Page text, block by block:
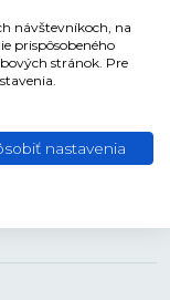
návštevníkoch, na
prispôsobeného
stránok. Pre
nastavenia